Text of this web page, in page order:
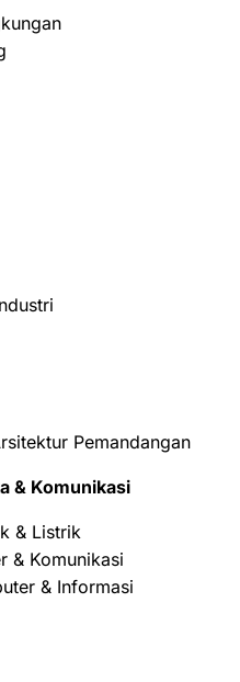
Pemandangan
& Komunikasi
& Listrik
& Komunikasi
& Informasi